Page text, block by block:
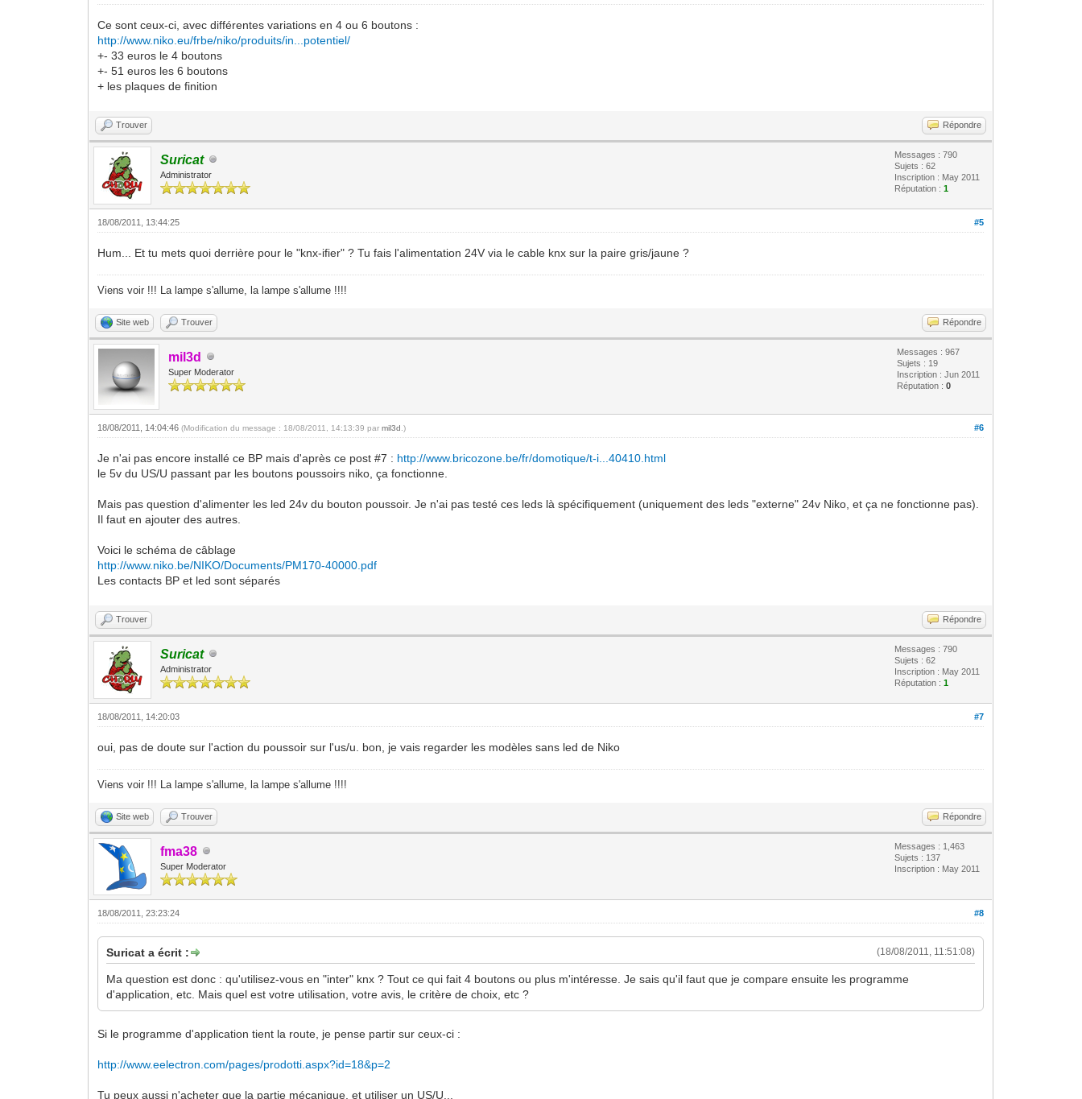
Ce sont ceux-ci, avec différentes variations en 4 ou 6 boutons :
http://www.niko.eu/frbe/niko/produits/in...potentiel/
+- 33 euros le 4 boutons
+- 51 euros les 6 boutons
+ les plaques de finition
Trouver Répondre
Suricat
Administrator
Messages : 790
Sujets : 62
Inscription : May 2011
Réputation :1
#5
18/08/2011, 13:44:25
Hum... Et tu mets quoi derrière pour le "knx-ifier" ? Tu fais l'alimentation 24V via le cable knx sur la paire gris/jaune ?
Viens voir !!! La lampe s'allume, la lampe s'allume !!!!
Site web Trouver Répondre
mil3d
Super Moderator
Messages : 967
Sujets : 19
Inscription : Jun 2011
Réputation :0
#6
18/08/2011, 14:04:46(Modification du message : 18/08/2011, 14:13:39 parmil3d .)
Je n'ai pas encore installé ce BP mais d'après ce post #7 : http://www.bricozone.be/fr/domotique/t-i...40410.html
le 5v du US/U passant par les boutons poussoirs niko, ça fonctionne.
Mais pas question d'alimenter les led 24v du bouton poussoir. Je n'ai pas testé ces leds là spécifiquement (uniquement des leds "externe" 24v Niko, et ça ne fonctionne pas).
Il faut en ajouter des autres.
Voici le schéma de câblage
http://www.niko.be/NIKO/Documents/PM170-40000.pdf
Les contacts BP et led sont séparés
Trouver Répondre
Suricat
Administrator
Messages : 790
Sujets : 62
Inscription : May 2011
Réputation :1
#7
18/08/2011, 14:20:03
oui, pas de doute sur l'action du poussoir sur l'us/u. bon, je vais regarder les modèles sans led de Niko
Viens voir !!! La lampe s'allume, la lampe s'allume !!!!
Site web Trouver Répondre
fma38
Super Moderator
Messages : 1,463
Sujets : 137
Inscription : May 2011
#8
18/08/2011, 23:23:24
(18/08/2011, 11:51:08)
Suricat a écrit :
Ma question est donc : qu'utilisez-vous en "inter" knx ? Tout ce qui fait 4 boutons ou plus m'intéresse. Je sais qu'il faut que je compare ensuite les programme
d'application, etc. Mais quel est votre utilisation, votre avis, le critère de choix, etc ?
Si le programme d'application tient la route, je pense partir sur ceux-ci :
http://www.eelectron.com/pages/prodotti.aspx?id=18&p=2
Tu peux aussi n'acheter que la partie mécanique, et utiliser un US/U...